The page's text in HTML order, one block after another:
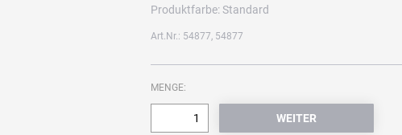
Produktfarbe:Standard
Art.Nr.: 54877, 54877
MENGE: